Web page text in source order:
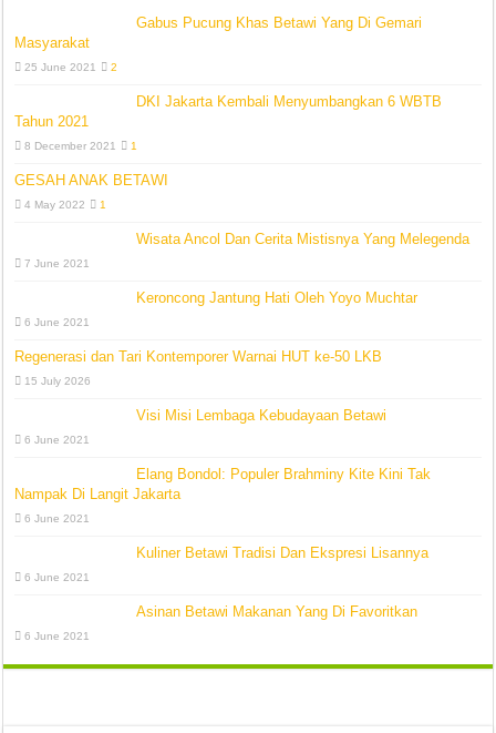
Gabus Pucung Khas Betawi Yang Di Gemari
Masyarakat
25 June 2021 2
DKI Jakarta Kembali Menyumbangkan 6 WBTB
Tahun 2021
8 December 2021 1
GESAH ANAK BETAWI
4 May 2022 1
Wisata Ancol Dan Cerita Mistisnya Yang Melegenda
7 June 2021
Keroncong Jantung Hati Oleh Yoyo Muchtar
6 June 2021
Regenerasi dan Tari Kontemporer Warnai HUT ke-50 LKB
15 July 2026
Visi Misi Lembaga Kebudayaan Betawi
6 June 2021
Elang Bondol: Populer Brahminy Kite Kini Tak
Nampak Di Langit Jakarta
6 June 2021
Kuliner Betawi Tradisi Dan Ekspresi Lisannya
6 June 2021
Asinan Betawi Makanan Yang Di Favoritkan
6 June 2021